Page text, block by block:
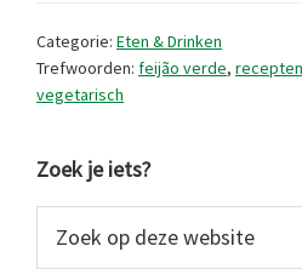
Categorie: Eten & Drinken
Trefwoorden: feijão verde, recepten
vegetarisch
Primaire
Sidebar
Zoek je iets?
op